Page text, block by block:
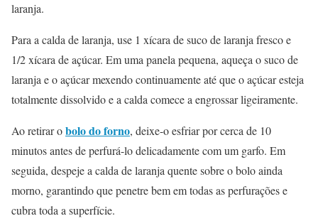
laranja.
Para a calda de laranja, use 1 xícara de suco de laranja fresco e
1/2 xícara de açúcar. Em uma panela pequena, aqueça o suco de
laranja e o açúcar mexendo continuamente até que o açúcar esteja
totalmente dissolvido e a calda comece a engrossar ligeiramente.
Ao retirar obolo do forno, deixe-o esfriar por cerca de 10
minutos antes de perfurá-lo delicadamente com um garfo. Em
seguida, despeje a calda de laranja quente sobre o bolo ainda
morno, garantindo que penetre bem em todas as perfurações e
cubra toda a superfície.